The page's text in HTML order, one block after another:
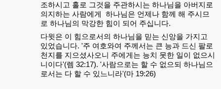
조하시고 홀로 그것을 주관하시는 하나님을 아버지로
의지하는 사람에게 하나님은 언제나 함께 해 주시므
로 하나님의 막강한 힘이 되어 주십니다.
다윗은 이 힘으로서의 하나님을 믿는 신앙을 가지고
있었습니다. '주 여호와여 주께서는 큰 능과 드신 팔로
천지를 지으셨사오니 주에게는 능치 못한 일이 없으시
니이다'(렘 32:17). '사람으로는 할 수 없으되 하나님으
로서는 다 할 수 있느니라'(마 19:26)